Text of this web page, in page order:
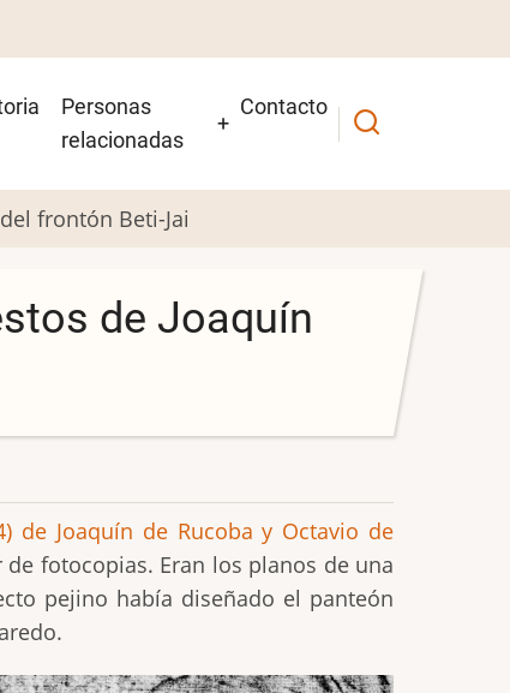
Personas
relacionadas
Contacto
frontón Beti-Jai
de Joaquín
de Joaquín de Rucoba y Octavio de
fotocopias. Eran los planos de una
pejino había diseñado el panteón